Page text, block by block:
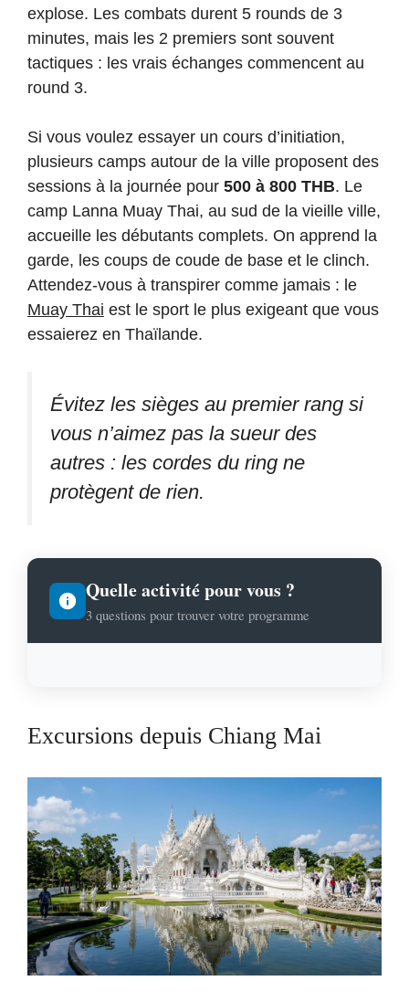
explose. Les combats durent 5 rounds de 3
minutes, mais les 2 premiers sont souvent
tactiques : les vrais échanges commencent au
round 3.
Si vous voulez essayer un cours d’initiation,
plusieurs camps autour de la ville proposent des
sessions à la journée pour 500 à 800 THB. Le
camp Lanna Muay Thai, au sud de la vieille ville,
accueille les débutants complets. On apprend la
garde, les coups de coude de base et le clinch.
Attendez-vous à transpirer comme jamais : le
Muay Thai est le sport le plus exigeant que vous
essaierez en Thaïlande.
Évitez les sièges au premier rang si
vous n’aimez pas la sueur des
autres : les cordes du ring ne
protègent de rien.
Quelle activité pour vous ?
3 questions pour trouver votre programme
Excursions depuis Chiang Mai